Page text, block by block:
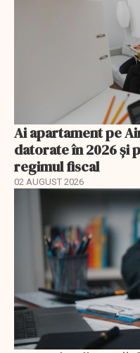
Ai apartament pe
datorate în 2026 și
regimul fiscal
02 AUGUST 2026